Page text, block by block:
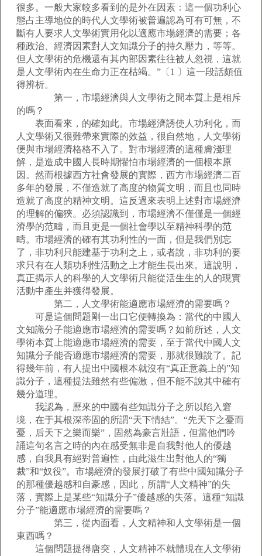
很多。一般大家較多看到的是外在因素：這一個功利心
態占主導地位的時代人文學術被普遍認為可有可無，不
斷有人要求人文學術實用化以適應市場經濟的需要；各
種政治、經濟因素對人文知識分子的持久壓力，等等。
但人文學術的危機還有其內部因素往往被人忽視，這就
是人文學術內在生命力正在枯竭。”〔1 〕這一段話頗值
得辨析。
第一，市場經濟與人文學術之間本質上是相斥
的嗎？
表面看來，的確如此。市場經濟誘使人功利化，而
人文學術又很難帶來實際的效益，很自然地，人文學術
便與市場經濟格格不入了。對市場經濟的這種膚淺理
解，是造成中國人長時期懼怕市場經濟的一個根本原
因。然而根據西方社會發展的實際，西方市場經濟二百
多年的發展，不僅造就了高度的物質文明，而且也同時
造就了高度的精神文明。這反過來表明上述對市場經濟
的理解的偏狹。必須認識到，市場經濟不僅僅是一個經
濟學的范疇，而且更是一個社會學以至精神科學的范
疇。市場經濟的確有其功利性的一面，但是我們別忘
了，非功利只能建基于功利之上，或者說，非功利的要
求只有在人類功利性活動之上才能生長出來。這說明，
真正揭示人的科學的人文學術只能從活生生的人的現實
活動中產生并獲得發展。
第二，人文學術能適應市場經濟的需要嗎？
可是這個問題剛一出口它便轉換為：當代的中國人
文知識分子能適應市場經濟的需要嗎？如前所述，人文
學術本質上能適應市場經濟的需要，至于當代中國人文
知識分子能否適應市場經濟的需要，那就很難說了。記
得幾年前，有人提出中國根本就沒有“真正意義上的”知
識分子，這種提法雖然有些偏激，但不能不說其中確有
幾分道理。
我認為，歷來的中國有些知識分子之所以陷入窘
境，在于其根深蒂固的所謂“天下情結”。“先天下之憂而
憂，后天下之樂而樂”，固然為豪言壯語，但當他們吟
誦這句名言之時的內在感受無非是自我對他人的優越
感，自我具有絕對普遍性，由此滋生出對他人的“獨
裁”和“奴役”。市場經濟的發展打破了有些中國知識分子
的那種優越感和自豪感，因此，所謂“人文精神”的失
落，實際上是某些“知識分子”優越感的失落。這種“知識
分子”能適應市場經濟的需要嗎？
第三，從內面看，人文精神和人文學術是一個
東西嗎？
這個問題提得唐突，人文精神不就體現在人文學術